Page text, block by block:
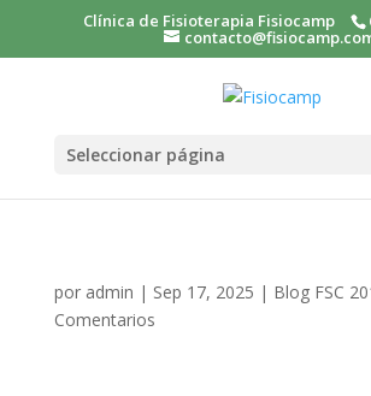
Clínica de Fisioterapia Fisiocamp
Seleccionar página
por admin | Sep 17, 2025 | Blog FSC
Comentarios